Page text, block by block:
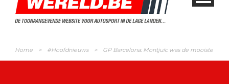
Home > #Hoofdnieuws > GP Barcelona: Montjuïc was de mooiste